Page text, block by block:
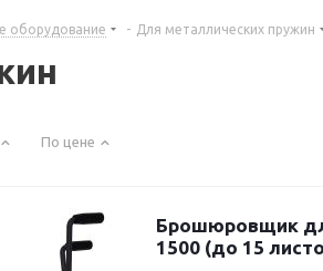
оборудование - Для металлических пружин
По цене
Брошюровщик
1500 (до 15